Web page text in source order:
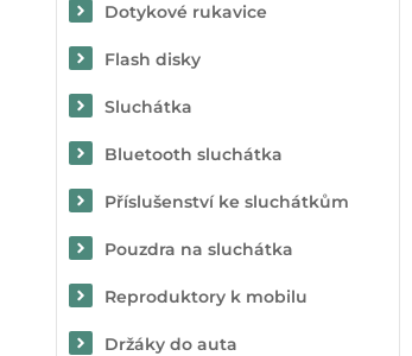
Dotykové rukavice
Flash disky
Sluchátka
Bluetooth sluchátka
Příslušenství ke sluchátkům
Pouzdra na sluchátka
Reproduktory k mobilu
Držáky do auta